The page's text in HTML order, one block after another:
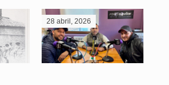
28 abril, 2026